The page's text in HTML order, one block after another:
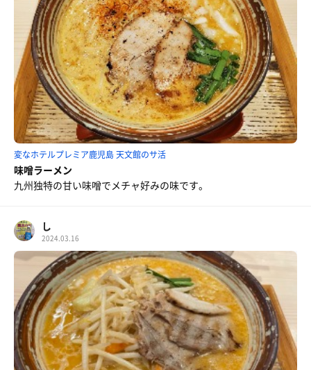
変なホテルプレミア鹿児島 天文館のサ活
味噌ラーメン
九州独特の甘い味噌でメチャ好みの味です。
し
2024.03.16